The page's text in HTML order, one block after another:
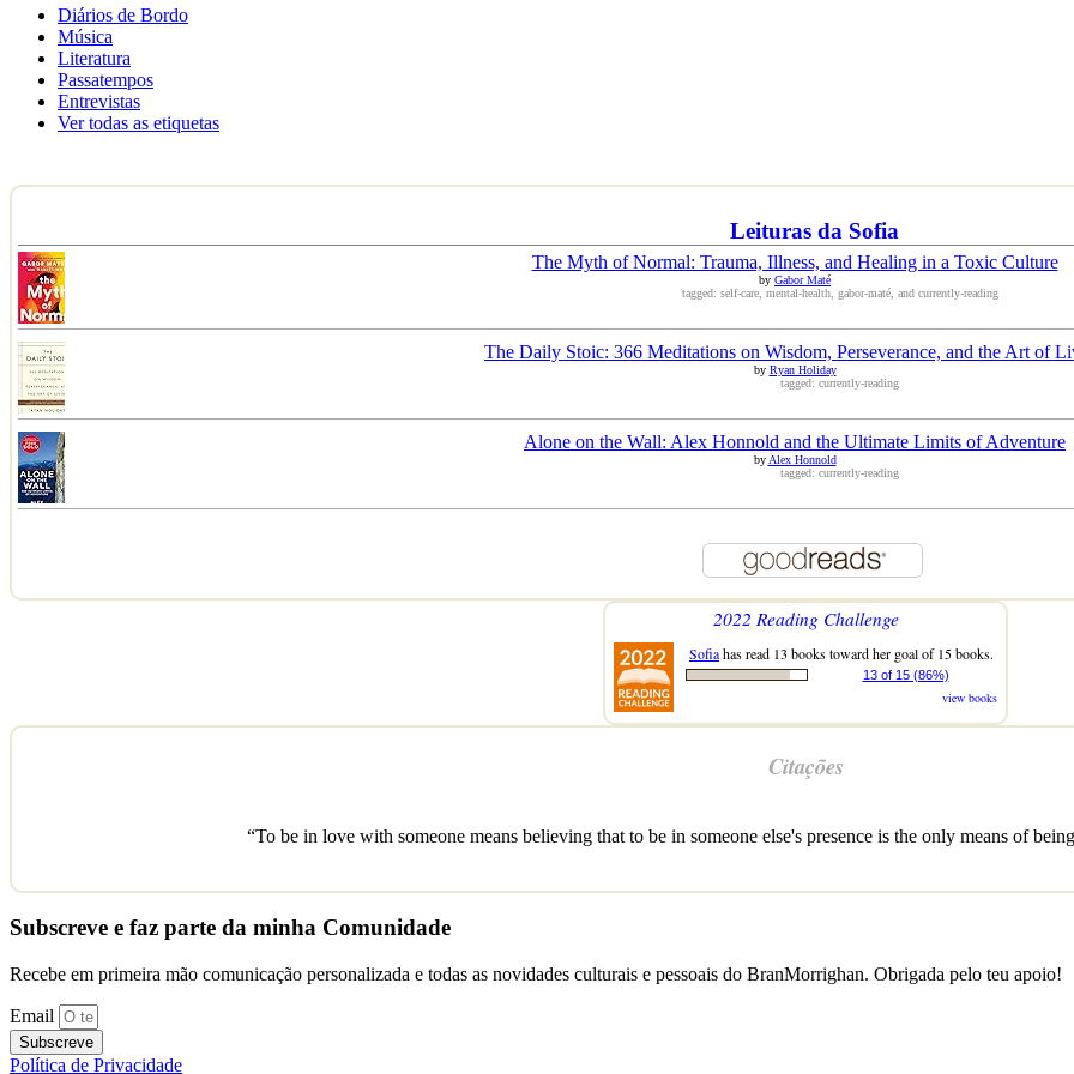
Diários de Bordo
Música
Literatura
Passatempos
Entrevistas
Ver todas as etiquetas
Leituras da Sofia
The Myth of Normal: Trauma, Illness, and Healing in a Toxic Culture
by Gabor Maté
tagged: self-care, mental-health, gabor-maté, and currently-reading
The Daily Stoic: 366 Meditations on Wisdom, Perseverance, and the Art of
by Ryan Holiday
tagged: currently-reading
Alone on the Wall: Alex Honnold and the Ultimate Limits of Adventure
byAlex Honnold
tagged: currently-reading
2022 Reading Challenge
Sofiahas read 13 books toward her goal of 15 books.
13 of 15 (86%)
view books
Citações
“To be in love with someone means believing that to be in someone else's presence is the only means of
Subscreve e faz parte da minha Comunidade
Recebe em primeira mão comunicação personalizada e todas as novidades culturais e pessoais do BranMorrighan. Obrigada pelo teu apoio!
Email
Subscreve
Política de Privacidade